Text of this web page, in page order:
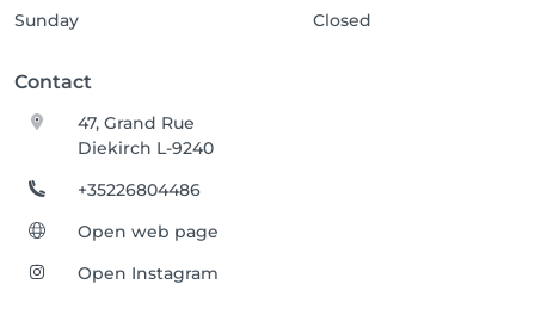
Sunday
Closed
Contact
47, Grand Rue
Diekirch L-9240
+35226804486
Open web page
Open Instagram